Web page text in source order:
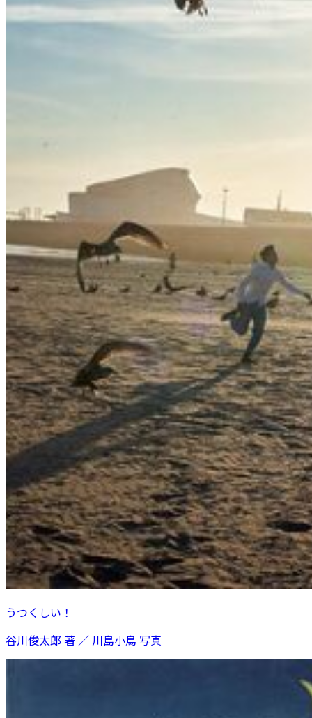
うつくしい！
谷川俊太郎 著 ／ 川島小鳥 写真